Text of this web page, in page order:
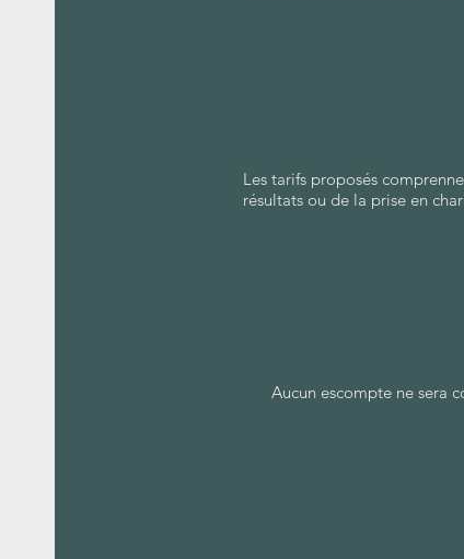
Les tarifs proposés
résultats ou de la prise en
Aucun escompte ne sera